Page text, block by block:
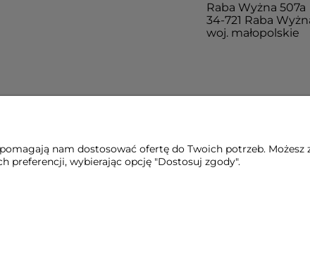
Raba Wyżna 507a
34-721 Raba
woj. małopolskie
nam dostosować ofertę do Twoich potrzeb. Możesz
preferencji, wybierając opcję "Dostosuj zgody".